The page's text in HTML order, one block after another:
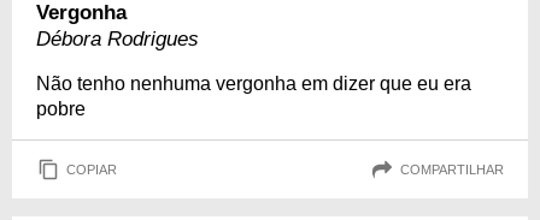
Vergonha
Débora Rodrigues
Não tenho nenhuma vergonha em dizer que eu era
pobre
COPIAR COMPARTILHAR